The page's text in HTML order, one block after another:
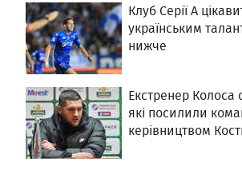
Клуб Серії А
українським
нижче
Екстренер Колоса
які посилили
керівництвом